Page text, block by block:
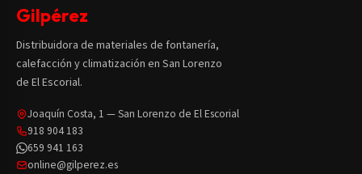
Gilpérez
Distribuidora de materiales de fontanería,
calefacción y climatización en San Lorenzo
de El Escorial.
Joaquín Costa, 1 — San Lorenzo de El Escorial
918 904 183
659 941 163
online@gilperez.es